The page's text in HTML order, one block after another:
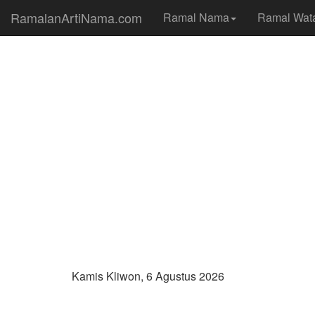
RamalanArtiNama.com Ramal Nama Ramal
Kamis Kliwon, 6 Agustus 2026